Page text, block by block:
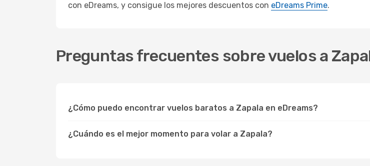
con eDreams, y consigue los mejores descuentos con eDreams Prime.
Preguntas frecuentes sobre vuelos a
¿Cómo puedo encontrar vuelos baratos a Zapala en eDreams?
¿Cuándo es el mejor momento para volar a Zapala?